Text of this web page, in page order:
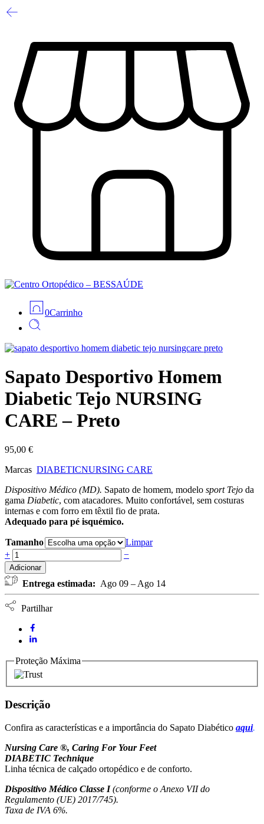
0Carrinho
Sapato Desportivo Homem
Diabetic Tejo NURSING
CARE – Preto
95,00 €
Marcas DIABETICNURSING CARE
Dispositivo Médico (MD). Sapato de homem, modelo sport Tejo da
gama Diabetic, com atacadores. Muito confortável, sem costuras
internas e com forro em têxtil fio de prata.
Adequado para pé isquémico.
Tamanho
Limpar
Sapato
Desportivo
Homem
Diabetic
Tejo
NURSING
Preto
+ −
Adicionar
Entrega estimada: Ago 09 – Ago 14
Partilhar
Proteção Máxima
Descrição
Confira as características e a importância do Sapato Diabético aqui.
Nursing Care ®, Caring For Your Feet
DIABETIC Technique
Linha técnica de calçado ortopédico e de conforto.
Dispositivo Médico Classe I(conforme o Anexo VII do
Regulamento (UE) 2017/745).
Taxa de IVA 6%.